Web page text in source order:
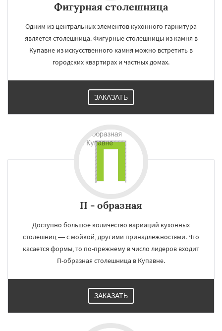
Фигурная столешница
Одним из центральных элементов кухонного гарнитура
является столешница. Фигурные столешницы из камня в
Купавне из искусственного камня можно встретить в
городских квартирах и частных домах.
ЗАКАЗАТЬ
П - образная
Доступно большое количество вариаций кухонных
столешниц — с мойкой, другими принадлежностями. Что
касается формы, то по-прежнему в число лидеров входит
П-образная столешница в Купавне.
ЗАКАЗАТЬ